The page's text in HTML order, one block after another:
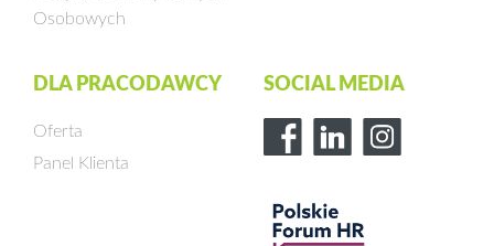
Osobowych
DLA PRACODAWCY
Oferta
Panel Klienta
SOCIAL MEDIA